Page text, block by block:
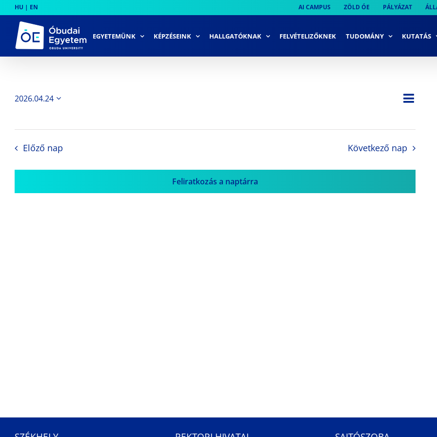
to
content
HU | EN AI CAMPUS ZÖLD ÓE PÁLYÁZAT
EGYETEMÜNK KÉPZÉSEINK HALLGATÓKNAK FELVÉTELIZŐKNEK TUDOMÁNY KUTATÁS
Nap
2026.04.24
Előző nap Következő nap
Feliratkozás a naptárra